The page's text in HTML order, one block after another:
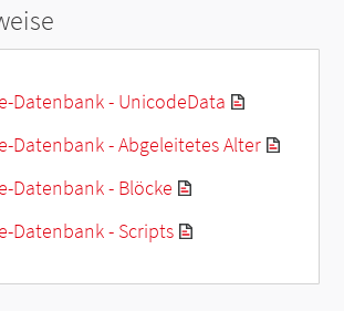
Datenbank - UnicodeData
Datenbank - Abgeleitetes Alter
Datenbank - Blöcke
Datenbank - Scripts